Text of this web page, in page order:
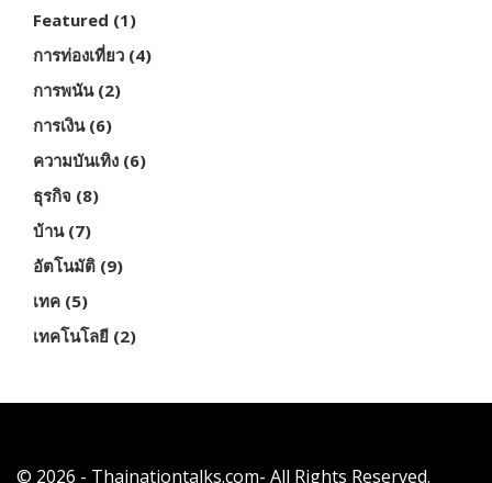
Featured (1)
การท่องเที่ยว (4)
การพนัน(2)
การเงิน(6)
ความบันเทิง (6)
ธุรกิจ (8)
บ้าน(7)
อัตโนมัติ (9)
เทค (5)
เทคโนโลยี (2)
© 2026 - Thainationtalks.com- All Rights Reserved.